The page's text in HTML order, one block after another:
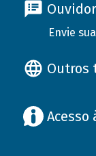
Envie
Outros
Acesso